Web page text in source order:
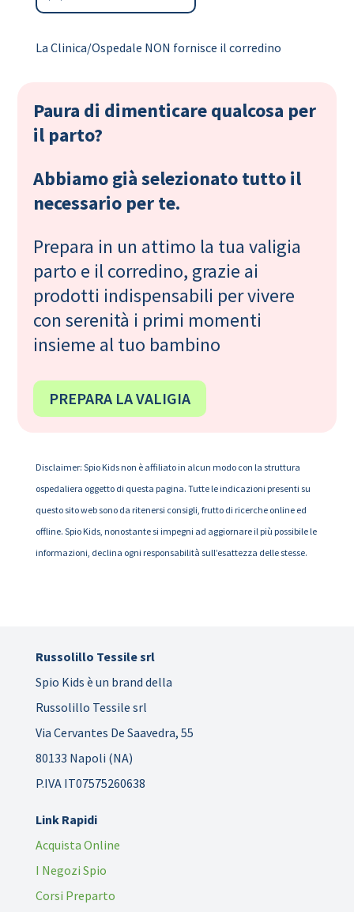
La Clinica/Ospedale NON fornisce il corredino
Paura di dimenticare qualcosa per
il parto?
Abbiamo già selezionato tutto il
necessario per te.
Prepara in un attimo la tua valigia
parto e il corredino, grazie ai
prodotti indispensabili per vivere
con serenità i primi momenti
insieme al tuo bambino
PREPARA LA VALIGIA
Disclaimer: Spio Kids non è affiliato in alcun modo con la struttura
ospedaliera oggetto di questa pagina. Tutte le indicazioni presenti su
questo sito web sono da ritenersi consigli, frutto di ricerche online ed
offline. Spio Kids, nonostante si impegni ad aggiornare il più possibile le
informazioni, declina ogni responsabilità sull’esattezza delle stesse.
Russolillo Tessile srl
Spio Kids è un brand della
Russolillo Tessile srl
Via Cervantes De Saavedra, 55
80133 Napoli (NA)
P.IVA IT07575260638
Link Rapidi
Acquista Online
I Negozi Spio
Corsi Preparto